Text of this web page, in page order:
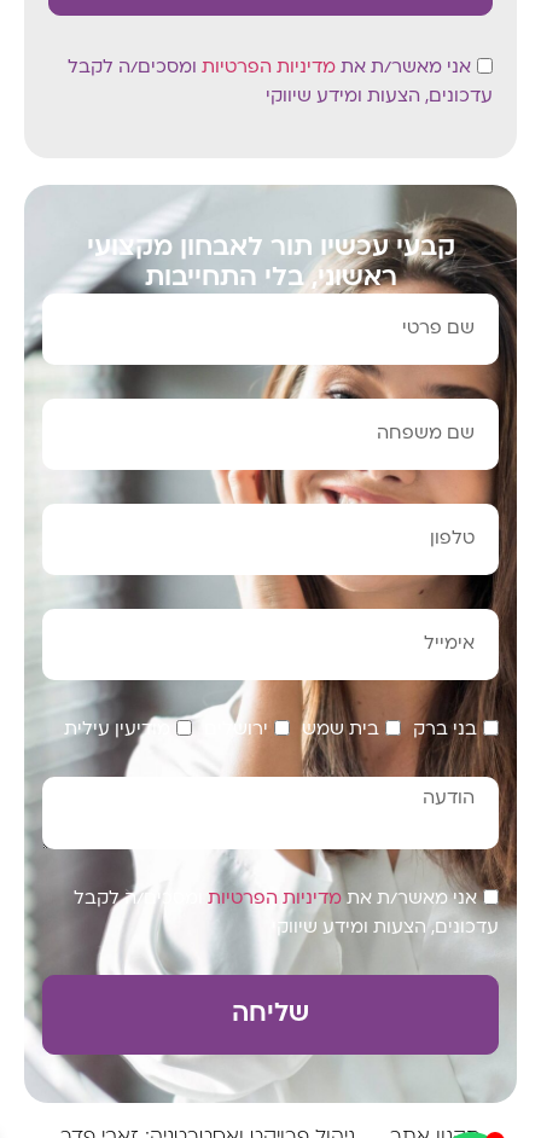
אני מאשר/ת את מדיניות הפרטיות ומסכים/ה לקבל
עדכונים, הצעות ומידע שיווקי
קבעי עכשיו תור לאבחון מקצועי
ראשוני, בלי התחייבות
בני ברק בית שמש ירושלים מודיעין עילית
אני מאשר/ת את מדיניות הפרטיות ומסכים/ה לקבל
עדכונים, הצעות ומידע שיווקי
שליחה